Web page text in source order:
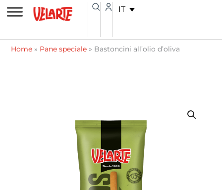
contenuto
Vai
IT
Home » Pane speciale » Bastoncini all’olio d’oliva